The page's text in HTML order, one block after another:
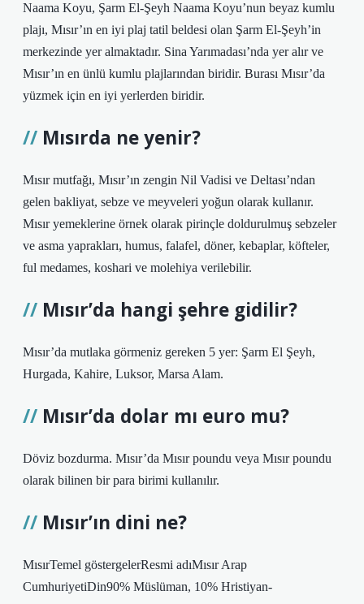
Naama Koyu, Şarm El-Şeyh Naama Koyu’nun beyaz kumlu
plajı, Mısır’ın en iyi plaj tatil beldesi olan Şarm El-Şeyh’in
merkezinde yer almaktadır. Sina Yarımadası’nda yer alır ve
Mısır’ın en ünlü kumlu plajlarından biridir. Burası Mısır’da
yüzmek için en iyi yerlerden biridir.
Mısırda ne yenir?
Mısır mutfağı, Mısır’ın zengin Nil Vadisi ve Deltası’ndan
gelen bakliyat, sebze ve meyveleri yoğun olarak kullanır.
Mısır yemeklerine örnek olarak pirinçle doldurulmuş sebzeler
ve asma yaprakları, humus, falafel, döner, kebaplar, köfteler,
ful medames, koshari ve molehiya verilebilir.
Mısır’da hangi şehre gidilir?
Mısır’da mutlaka görmeniz gereken 5 yer: Şarm El Şeyh,
Hurgada, Kahire, Luksor, Marsa Alam.
Mısır’da dolar mı euro mu?
Döviz bozdurma. Mısır’da Mısır poundu veya Mısır poundu
olarak bilinen bir para birimi kullanılır.
Mısır’ın dini ne?
MısırTemel göstergelerResmi adıMısır Arap
CumhuriyetiDin90% Müslüman, 10% Hristiyan-